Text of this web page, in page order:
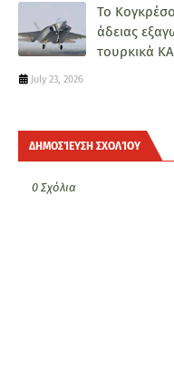
Το
άδειας
τουρκικά
July 23, 2026
ΔΗΜΟΣΊΕΥΣΗ ΣΧΟΛΊΟΥ
0 Σχόλια